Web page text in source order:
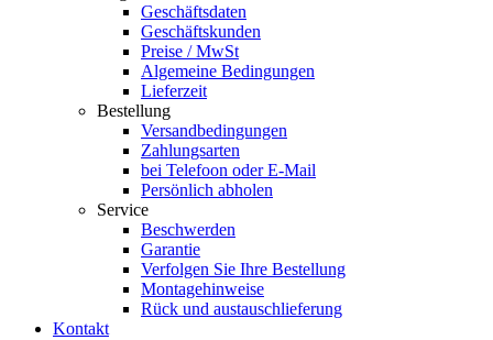
Geschäftsdaten
Geschäftskunden
Preise / MwSt
Algemeine Bedingungen
Lieferzeit
Bestellung
Versandbedingungen
Zahlungsarten
bei Telefoon oder E-Mail
Persönlich abholen
Service
Beschwerden
Garantie
Verfolgen Sie Ihre Bestellung
Montagehinweise
Rück und austauschlieferung
Kontakt